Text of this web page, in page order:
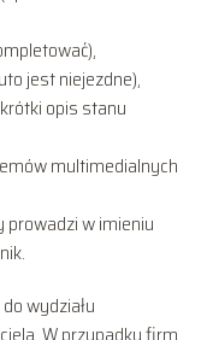
jest niejezdne),
opis stanu
multimedialnych
prowadzi w imieniu
wydziału